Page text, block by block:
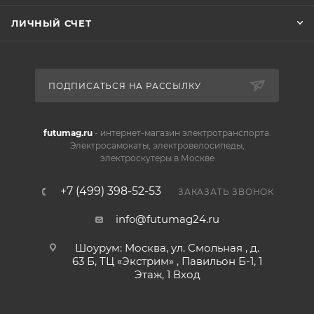
по дачным дорожкам и лесопарковым зонам.
отсутствие запахов горючего позволяют перевозить
ЛИЧНЫЙ СЧЕТ
ПОДПИСАТЬСЯ НА РАССЫЛКУ
futumag.ru- интернет-магазин электротранспорта.
Электросамокаты, электровелосипеды,
электроскутеры в Москве
+7 (499) 398-52-53 ЗАКАЗАТЬ ЗВОНОК
info@futumag24.ru
Шоурум: Москва, ул. Смольная , д.
63 Б, ТЦ «Экстрим» , Павильон Б-1, 1
Этаж, 1 Вход